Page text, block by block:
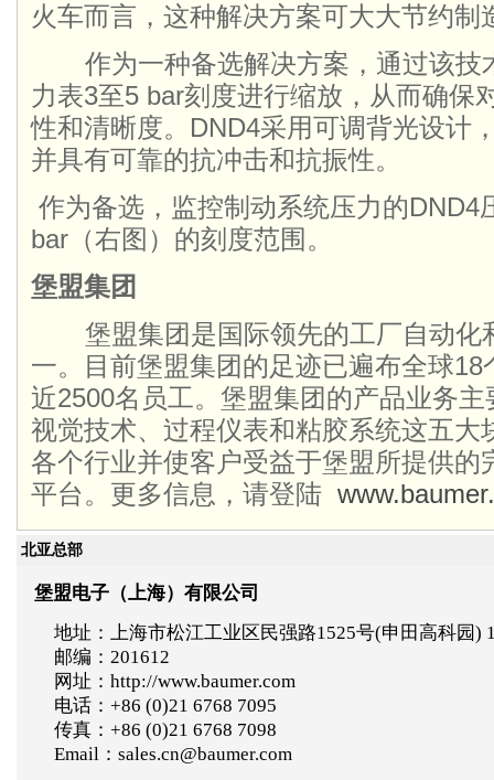
火车而言，这种解决方案可大大节约制
作为一种备选解决方案，通过该技
力表3至5 bar刻度进行缩放，从而确保
性和清晰度。DND4采用可调背光设计
并具有可靠的抗冲击和抗振性。
作为备选，监控制动系统压力的DND4
bar（右图）的刻度范围。
堡盟集团
堡盟集团是国际领先的工厂自动
一。目前堡盟集团的足迹已遍布全球
近2500名员工。堡盟集团的产品业务
视觉技术、过程仪表和粘胶系统这五大
各个行业并使客户受益于堡盟所提供的
平台。更多信息，请登陆
北亚总部
堡盟电子（上海）有限公司
地址：上海市松江工业区民强路1525号(申田高科园)
邮编：201612
网址：http://www.baumer.com
电话：+86 (0)21 6768 7095
传真：+86 (0)21 6768 7098
Email：sales.cn@baumer.com